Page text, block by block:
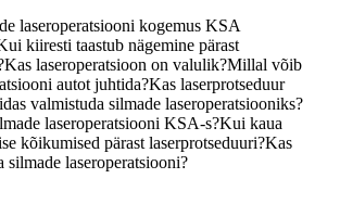
laseroperatsiooni kogemus KSA
kiiresti taastub nägemine pärast
Kas laseroperatsioon on valulik?Millal võib
autot juhtida?Kas laserprotseduur
valmistuda silmade laseroperatsiooniks?
laseroperatsiooni KSA-s?Kui kaua
kõikumised pärast laserprotseduuri?Kas
silmade laseroperatsiooni?